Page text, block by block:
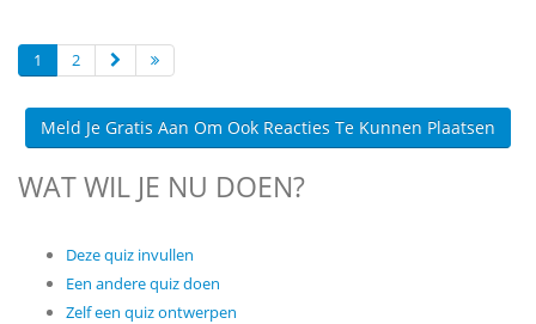
1 2
Meld Je Gratis Aan Om Ook Reacties Te Kunnen Plaatsen
WAT WIL JE NU DOEN?
Deze quiz invullen
Een andere quiz doen
Zelf een quiz ontwerpen